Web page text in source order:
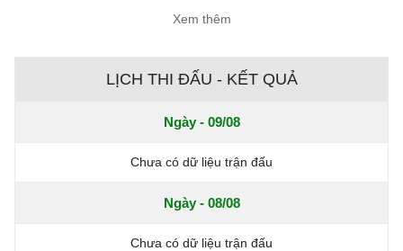
Xem thêm
LỊCH THI ĐẤU - KẾT QUẢ
Ngày - 09/08
Chưa có dữ liệu trận đấu
Ngày - 08/08
Chưa có dữ liệu trận đấu